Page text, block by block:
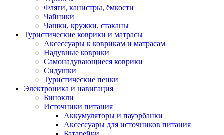
Фляги, канистры, ёмкости
Чайники
Чашки, кружки, стаканы
Туристические коврики и матрасы
Аксессуары к коврикам и матрасам
Надувные коврики
Самонадувающиеся коврики
Сидушки
Туристические пенки
Электроника и навигация
Бинокли
Источники питания
Аккумуляторы и пауэрбанки
Аксессуары для источников питания
Батарейки